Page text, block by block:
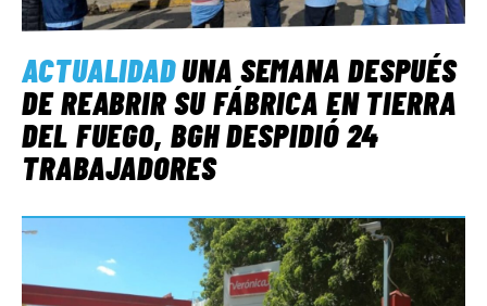
ACTUALIDADUNA SEMANA DESPUÉS
DE REABRIR SU FÁBRICA EN TIERRA
DEL FUEGO, BGH DESPIDIÓ 24
TRABAJADORES